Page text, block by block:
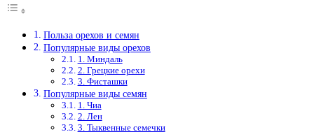
Польза орехов и семян
Популярные виды орехов
1. Миндаль
2. Грецкие орехи
3. Фисташки
Популярные виды семян
1. Чиа
2. Лен
3. Тыквенные семечки